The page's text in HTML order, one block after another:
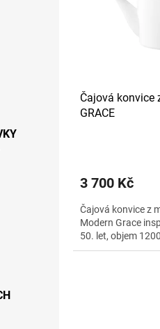
Čajová konvice
GRACE
3 700 Kč
Čajová konvice z
Modern Grace
50. let, objem